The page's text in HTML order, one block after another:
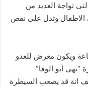
تواجة العديد من
الاطفال وتدل على نقص
ويكون معرض للعدو
“نهى أبو الوفا”
انة قد يصعب السيطرة